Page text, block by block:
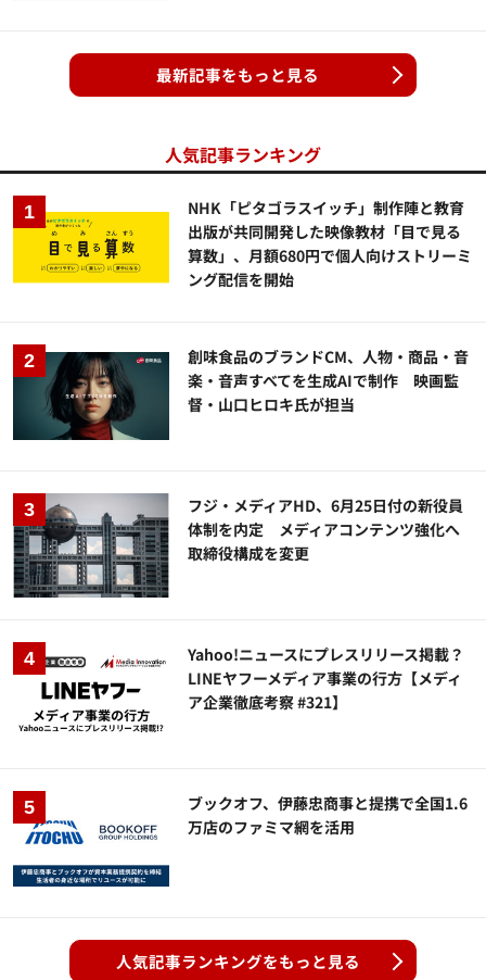
最新記事をもっと見る
人気記事ランキング
NHK「ピタゴラスイッチ」制作陣と教育
出版が共同開発した映像教材「目で見る
算数」、月額680円で個人向けストリーミ
ング配信を開始
創味食品のブランドCM、人物・商品・音
楽・音声すべてを生成AIで制作 映画監
督・山口ヒロキ氏が担当
フジ・メディアHD、6月25日付の新役員
体制を内定 メディアコンテンツ強化へ
取締役構成を変更
Yahoo!ニュースにプレスリリース掲載？
LINEヤフーメディア事業の行方【メディ
ア企業徹底考察 #321】
ブックオフ、伊藤忠商事と提携で全国1.6
万店のファミマ網を活用
人気記事ランキングをもっと見る